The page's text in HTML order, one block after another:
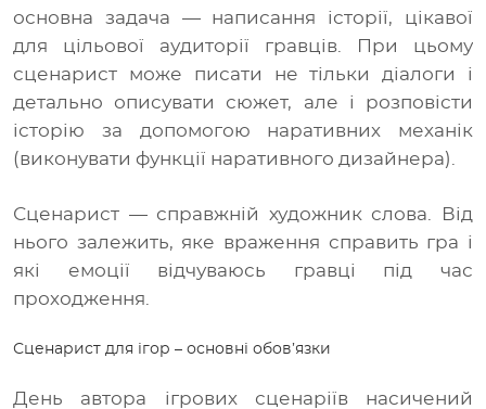
основна задача —написання історії, цікавої
для цільової аудиторії гравців. При цьому
сценарист може писати не тільки діалоги і
детально описувати сюжет, але і розповісти
історію за допомогою наративних механік
(виконувати функції наративного дизайнера).
Сценарист —справжній художник слова. Від
нього залежить, яке враження справить гра і
які емоції відчуваюсь гравці під час
проходження.
Сценарист для ігор – основні обов’язки
День автора ігрових сценаріїв насичений